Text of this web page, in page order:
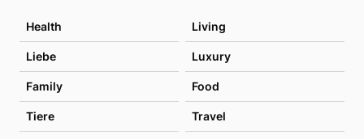
Health Living
Liebe Luxury
Family Food
Tiere Travel